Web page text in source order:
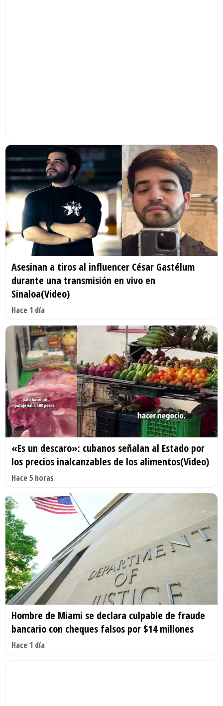
Asesinan a tiros al influencer César Gastélum
durante una transmisión en vivo en
Sinaloa(Video)
Hace 1 día
«Es un descaro»: cubanos señalan al Estado por
los precios inalcanzables de los alimentos(Video)
Hace 5 horas
Hombre de Miami se declara culpable de fraude
bancario con cheques falsos por $14 millones
Hace 1 día